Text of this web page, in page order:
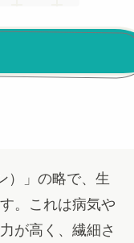
）」の略で、生
。これは病気や
が高く、繊細さ